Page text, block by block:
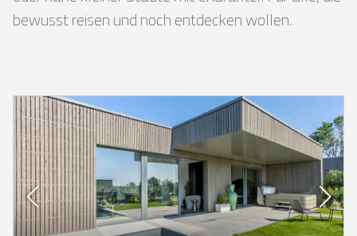
bewusst reisen und noch entdecken wollen.